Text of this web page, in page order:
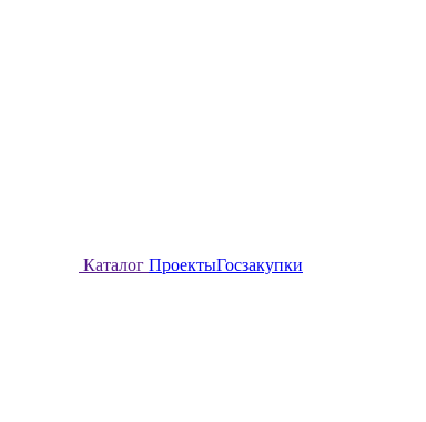
Каталог ПроектыГосзакупки